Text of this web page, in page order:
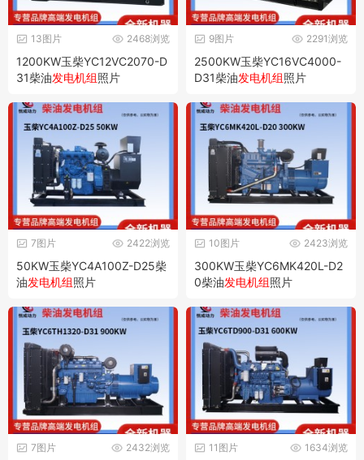
2468浏览
13图片
1200KW玉柴YC12VC2070-D
31柴油发电机组照片
2291浏览
9图片
2500KW玉柴YC16VC4000-
D31柴油发电机组照片
2422浏览
7图片
50KW玉柴YC4A100Z-D25柴
油发电机组照片
2423浏览
10图片
300KW玉柴YC6MK420L-D2
0柴油发电机组照片
2432浏览
7图片 1634浏览
11图片